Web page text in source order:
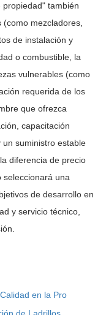
también
mezcladores,
de instalación y
o combustible, la
vulnerables (como
requerida de los
que ofrezca
capacitación
suministro estable
diferencia de precio
seleccionará una
de desarrollo en
y servicio técnico,
en la Pro